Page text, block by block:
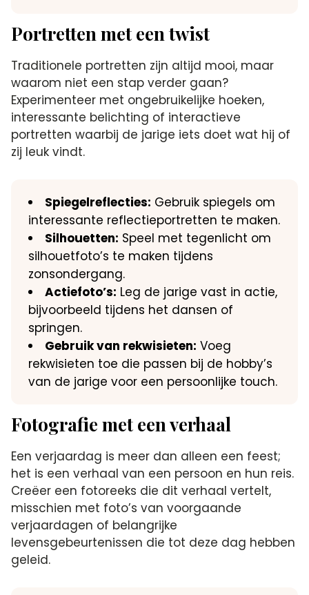
Portretten met een twist
Traditionele portretten zijn altijd mooi, maar
waarom niet een stap verder gaan?
Experimenteer met ongebruikelijke hoeken,
interessante belichting of interactieve
portretten waarbij de jarige iets doet wat hij of
zij leuk vindt.​
Spiegelreflecties: Gebruik spiegels om
interessante reflectieportretten te maken.​
Silhouetten: Speel met tegenlicht om
silhouetfoto’s te maken tijdens
zonsondergang.​
Actiefoto’s: Leg de jarige vast in actie,
bijvoorbeeld tijdens het dansen of
springen.​
Gebruik van rekwisieten: Voeg
rekwisieten toe die passen bij de hobby’s
van de jarige voor een persoonlijke touch.​
Fotografie met een verhaal
Een verjaardag is meer dan alleen een feest;
het is een verhaal van een persoon en hun reis.​
Creëer een fotoreeks die dit verhaal vertelt,
misschien met foto’s van voorgaande
verjaardagen of belangrijke
levensgebeurtenissen die tot deze dag hebben
geleid.​